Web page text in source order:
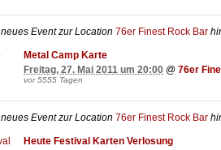
Event zur Location 76er Finest Rock Bar
Metal Camp Karte
Freitag, 27. Mai 2011 um 20:00 @ 76er
vor 5555 Tagen
Event zur Location 76er Finest Rock Bar
Heute Festival Karten Verlosung